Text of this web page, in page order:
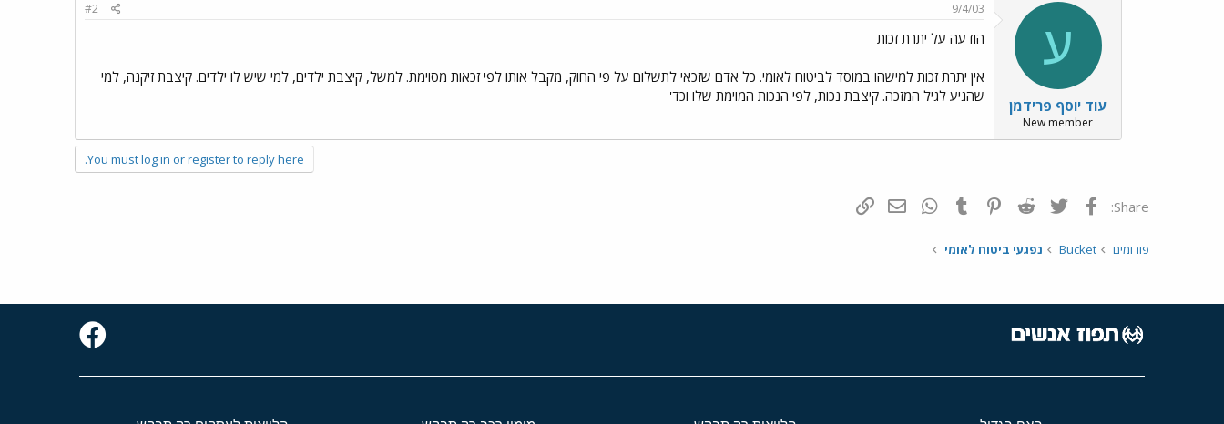
ע
עוד יוסף פרידמן
New member
9/4/03
#2
הודעה על יתרת זכות
אין יתרת זכות למישהו במוסד לביטוח לאומי. כל אדם שזכאי לתשלום על פי החוק, מקבל אותו לפי זכאות מסוימת. למשל, קיצבת ילדים, למי שיש לו ילדים. קיצבת זיקנה, למי
שהגיע לגיל המזכה. קיצבת נכות, לפי הנכות המוימת שלו וכד'
You must log in or register to reply here.
Share: פייסבוק Twitter
Reddit
Pinterest
Tumblr
WhatsAppדואר אלקטרוני
פורומים Bucket נפגעי ביטוח לאומי